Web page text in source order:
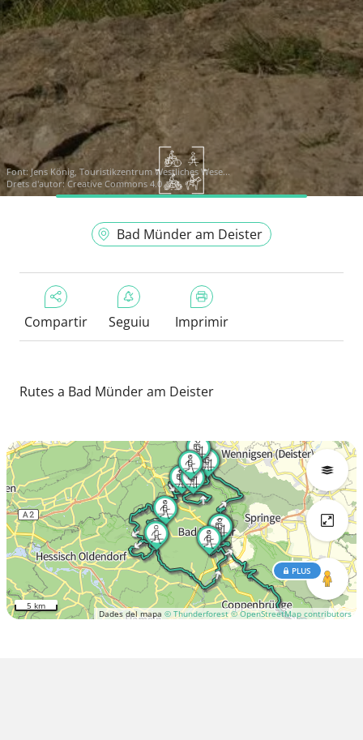
Font:Jens König, Touristikzentrum Westliches Wese...
Drets d'autor: Creative Commons 4.0
Bad Münder am Deister
Compartir Seguiu Imprimir
Rutes a Bad Münder am Deister
Dades del mapa © Thunderforest © OpenStreetMap contributors
PLUS
5 km